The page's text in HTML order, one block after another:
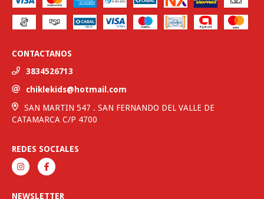
CONTACTANOS
3834526713
chiklekids@hotmail.com
SAN MARTIN 547 . SAN FERNANDO DEL VALLE DE
CATAMARCA C/P 4700
REDES SOCIALES
NEWSLETTER